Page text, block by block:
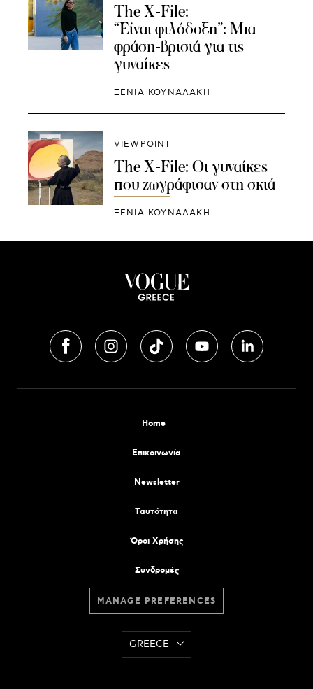
The X-File:
“Eίναι φιλόδοξη”: Μια
φράση-βρισιά για τις
γυναίκες
ΞΕΝΙΑ ΚΟΥΝΑΛΑΚΗ
VIEWPOINT
The X-File: Οι γυναίκες
που ζωγράφισαν στη σκιά
ΞΕΝΙΑ ΚΟΥΝΑΛΑΚΗ
Home
Επικοινωνία
Newsletter
Tαυτότητα
Όροι Χρήσης
Συνδρομές
MANAGE PREFERENCES
GREECE